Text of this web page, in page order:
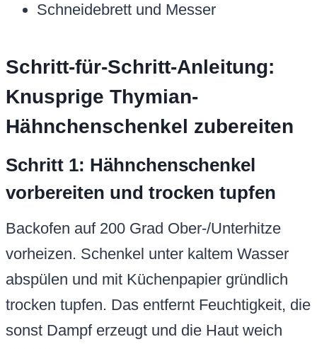
Schneidebrett und Messer
Schritt-für-Schritt-Anleitung:
Knusprige Thymian-
Hähnchenschenkel zubereiten
Schritt 1: Hähnchenschenkel
vorbereiten und trocken tupfen
Backofen auf 200 Grad Ober-/Unterhitze
vorheizen. Schenkel unter kaltem Wasser
abspülen und mit Küchenpapier gründlich
trocken tupfen. Das entfernt Feuchtigkeit, die
sonst Dampf erzeugt und die Haut weich